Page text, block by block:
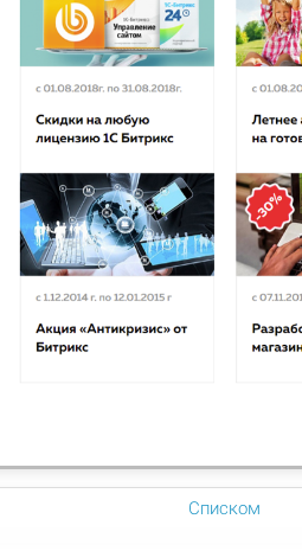
Списком
КАК ТЕХНОЛОГИИ
новость:
собрал...